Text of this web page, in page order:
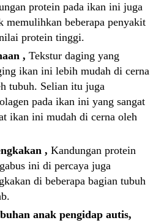
protein pada ikan ini juga
memulihkan beberapa penyakit
protein tinggi.
, Tekstur daging yang
ikan ini lebih mudah di cerna
tubuh. Selian itu juga
pada ikan ini yang sangat
ikan ini mudah di cerna oleh
, Kandungan protein
ini di percaya juga
di beberapa bagian tubuh
anak pengidap autis,